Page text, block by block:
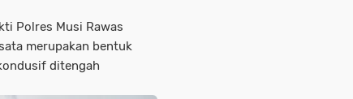
Polres Musi Rawas
merupakan bentuk
ditengah